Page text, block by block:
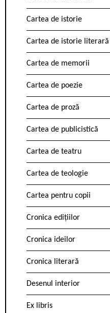
Cartea de istorie
Cartea de istorie literară
Cartea de memorii
Cartea de poezie
Cartea de proză
Cartea de publicistică
Cartea de teatru
Cartea de teologie
Cartea pentru copii
Cronica edițiilor
Cronica ideilor
Cronica literară
Desenul interior
Ex libris